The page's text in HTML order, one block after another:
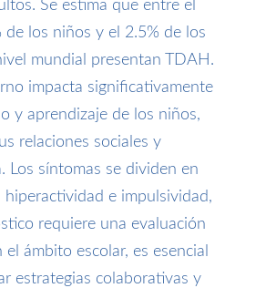
Se estima que entre el
de los niños y el 2.5% de los
mundial presentan TDAH.
impacta significativamente
y aprendizaje de los niños,
relaciones sociales y
Los síntomas se dividen en
hiperactividad e impulsividad,
requiere una evaluación
el ámbito escolar, es esencial
estrategias colaborativas y